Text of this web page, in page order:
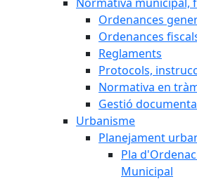
Ordenances
Ordenances
Reglaments
Protocols,
Normativa en
Gestió
Urbanisme
Planejament
Pla
Municipal